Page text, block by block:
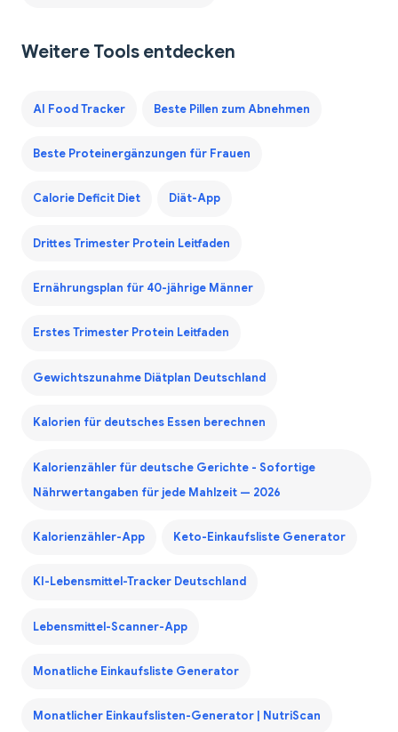
Weitere Tools entdecken
AI Food Tracker Beste Pillen zum Abnehmen
Beste Proteinergänzungen für Frauen
Calorie Deficit Diet Diät-App
Drittes Trimester Protein Leitfaden
Ernährungsplan für 40-jährige Männer
Erstes Trimester Protein Leitfaden
Gewichtszunahme Diätplan Deutschland
Kalorien für deutsches Essen berechnen
Kalorienzähler für deutsche Gerichte - Sofortige
Nährwertangaben für jede Mahlzeit — 2026
Kalorienzähler-App Keto-Einkaufsliste Generator
KI-Lebensmittel-Tracker Deutschland
Lebensmittel-Scanner-App
Monatliche Einkaufsliste Generator
Monatlicher Einkaufslisten-Generator | NutriScan